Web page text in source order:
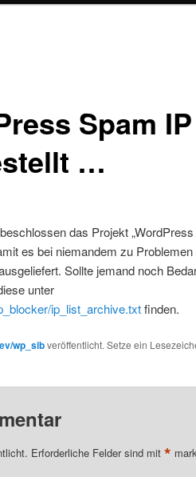
Spam IP
…
das Projekt
es bei niemandem zu
Sollte jemand noch
unter
ip_list_archive.txtfinden.
wp_sibveröffentlicht. Setze ein
Erforderliche Felder sind mit *